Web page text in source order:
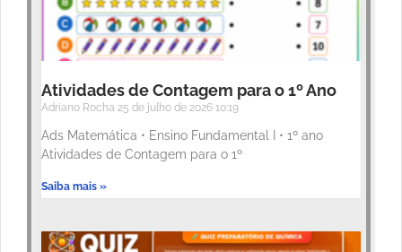
Atividades de Contagem para o 1º Ano
Adriano Rocha 25 de julho de 2026 10:19
Ads Matemática • Ensino Fundamental I • 1º ano
Atividades de Contagem para o 1º
Saiba mais »